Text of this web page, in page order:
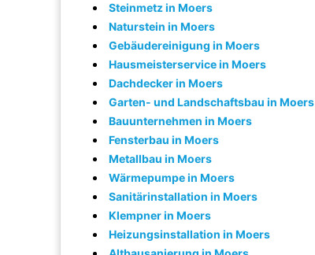
Steinmetz in Moers
Naturstein in Moers
Gebäudereinigung in Moers
Hausmeisterservice in Moers
Dachdecker in Moers
Garten- und Landschaftsbau in Moers
Bauunternehmen in Moers
Fensterbau in Moers
Metallbau in Moers
Wärmepumpe in Moers
Sanitärinstallation in Moers
Klempner in Moers
Heizungsinstallation in Moers